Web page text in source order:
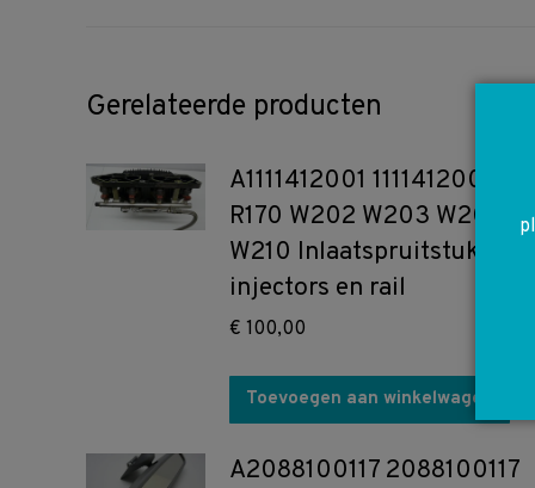
Gerelateerde producten
A1111412001 1111412001
R170 W202 W203 W208
W210 Inlaatspruitstuk met
injectors en rail
€ 100,00
Toevoegen aan winkelwagen
A2088100117 2088100117